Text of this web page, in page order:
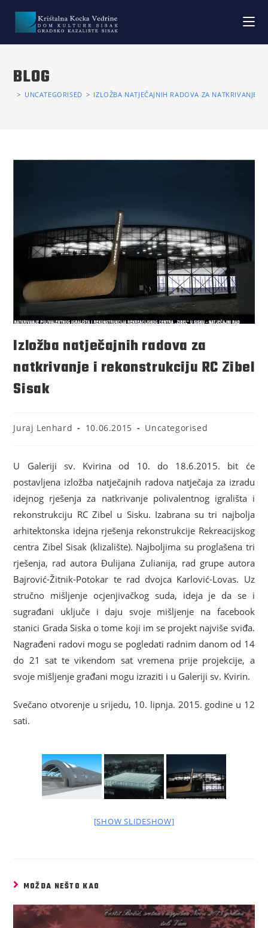
BLOG
> UNCATEGORISED > IZLOŽBA NATJEČAJNIH RADOVA ZA NATKRIVANJE I
Izložba natječajnih radova za
natkrivanje i rekonstrukciju RC Zibel
Sisak
Juraj Lenhard 10.06.2015 Uncategorised
U Galeriji sv. Kvirina od 10. do 18.6.2015. bit će
postavljena izložba natječajnih radova natječaja za izradu
idejnog rješenja za natkrivanje polivalentnog igrališta i
rekonstrukciju RC Zibel u Sisku. Izabrana su tri najbolja
arhitektonska idejna rješenja rekonstrukcije Rekreacijskog
centra Zibel Sisak (klizalište). Najboljima su proglašena tri
rješenja, rad autora Đulijana Zulianija, rad grupe autora
Bajrović-Žitnik-Potokar te rad dvojca Karlović-Lovas. Uz
stručno mišljenje ocjenjivačkog suda, ideja je da se i
sugrađani uključe i daju svoje mišljenje na facebook
stanici Grada Siska o tome koji im se projekt najviše sviđa.
Nagrađeni radovi mogu se pogledati radnim danom od 14
do 21 sat te vikendom sat vremena prije projekcije, a
svoje mišljenje građani mogu izraziti i u Galeriji sv. Kvirin.
Svečano otvorenje u srijedu, 10. lipnja. 2015. godine u 12
sati.
[SHOW SLIDESHOW]
MOŽDA NEŠTO KAO